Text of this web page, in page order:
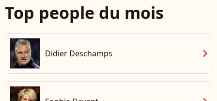
Top people du mois
Didier Deschamps chevron_right